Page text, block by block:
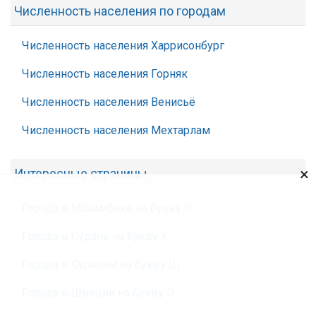
Численность населения по городам
Численность населения Харрисонбург
Численность населения Горняк
Численность населения Венисьё
Численность населения Мехтарлам
Интересные страницы ×